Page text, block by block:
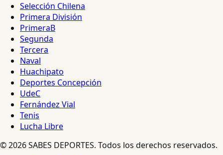
Selección Chilena
Primera División
PrimeraB
Segunda
Tercera
Naval
Huachipato
Deportes Concepción
UdeC
Fernández Vial
Tenis
Lucha Libre
© 2026 SABES DEPORTES. Todos los derechos reservados.